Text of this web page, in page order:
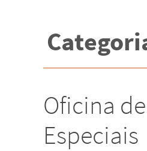
Oficina
Especiais